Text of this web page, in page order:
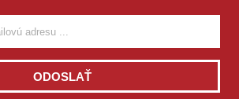
ODOSLAŤ